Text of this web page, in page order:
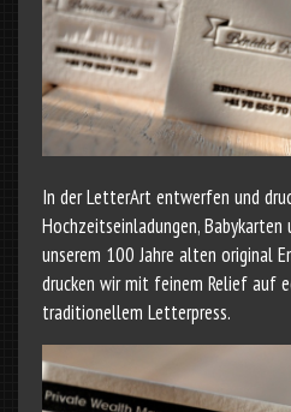
In der LetterArt entwerfen und
Hochzeitseinladungen,
unserem 100 Jahre alten original
drucken wir mit feinem Relief auf
traditionellem Letterpress.